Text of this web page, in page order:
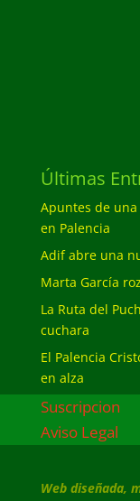
Últimas
Apuntes de
en Palencia
Adif abre una
Marta García
La Ruta del
cuchara
El Palencia
en alza
Suscripcion
Aviso Legal
Web diseñada,